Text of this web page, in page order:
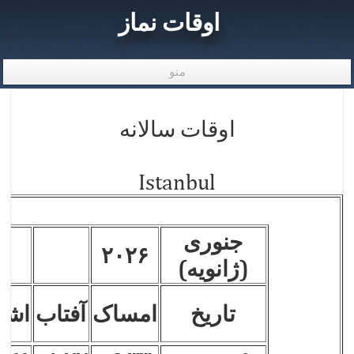
اوقات نماز
منو
اوقات سالانه
Istanbul
جنوری
(ژانویه)
۲۰۲۶
تاریخ امساک آفتاب